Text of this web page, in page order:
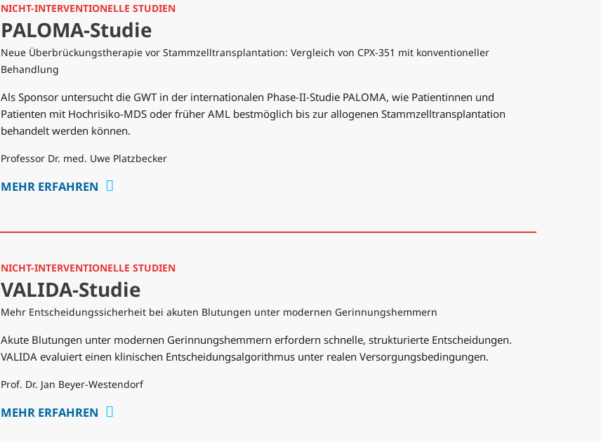
NICHT-INTERVENTIONELLE STUDIEN
PALOMA-Studie
Neue Überbrückungstherapie vor Stammzelltransplantation: Vergleich von CPX-351 mit konventioneller
Behandlung
Als Sponsor untersucht die GWT in der internationalen Phase-II-Studie PALOMA, wie Patientinnen und
Patienten mit Hochrisiko-MDS oder früher AML bestmöglich bis zur allogenen Stammzelltransplantation
behandelt werden können.
Professor Dr. med. Uwe Platzbecker
MEHR ERFAHREN
NICHT-INTERVENTIONELLE STUDIEN
VALIDA-Studie
Mehr Entscheidungssicherheit bei akuten Blutungen unter modernen Gerinnungshemmern
Akute Blutungen unter modernen Gerinnungshemmern erfordern schnelle, strukturierte Entscheidungen.
VALIDA evaluiert einen klinischen Entscheidungsalgorithmus unter realen Versorgungsbedingungen.
Prof. Dr. Jan Beyer-Westendorf
MEHR ERFAHREN